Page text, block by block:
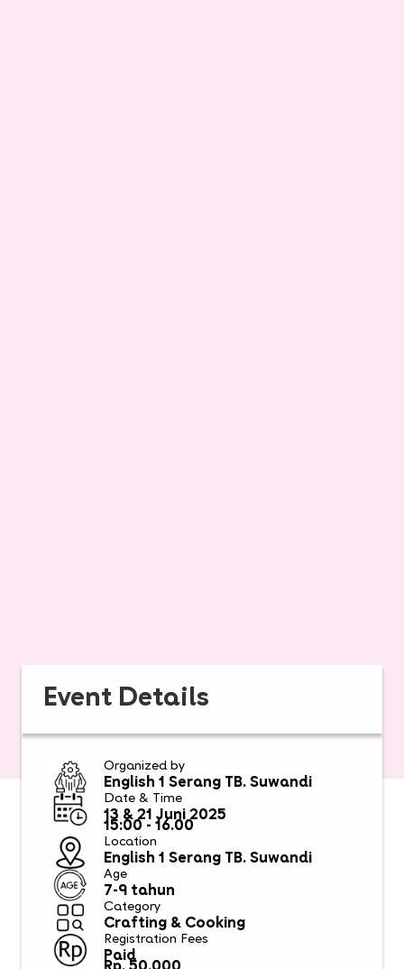
Event Details
Organized by
English 1 Serang TB. Suwandi
Date & Time
13 & 21 Juni 2025
15:00 - 16.00​
Location
English 1 Serang TB. Suwandi
Age
7-9 tahun​
Category
Crafting & Cooking
Registration Fees
Paid